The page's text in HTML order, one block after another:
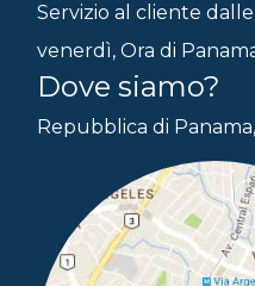
Servizio al cliente
venerdì, Ora di
Dove siamo?
Repubblica di